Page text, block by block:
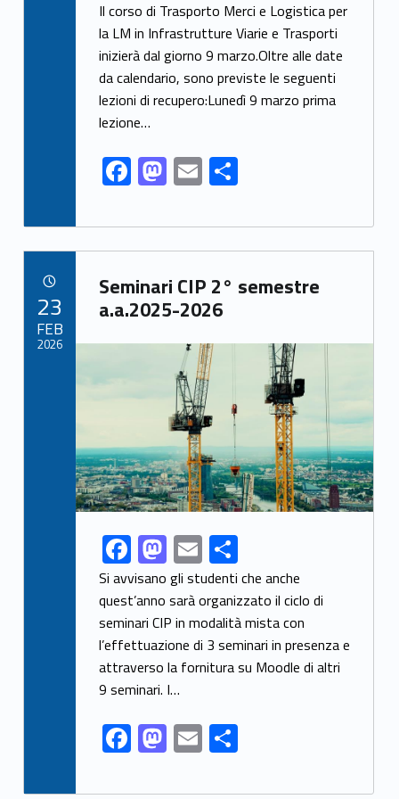
ac
e
b
o
o
k
as
to
d
o
m
ai
l
o
n
di
vi
Il corso di Trasporto Merci e Logistica per
la LM in Infrastrutture Viarie e Trasporti
inizierà dal giorno 9 marzo.Oltre alle date
da calendario, sono previste le seguenti
lezioni di recupero:Lunedì 9 marzo prima
lezione…
F
ac
e
b
o
o
k
M
as
to
d
o
n
E
m
ai
l
C
o
n
di
vi
Link identifier archive #link-archive-27546
Seminari CIP 2° semestre
a.a.2025-2026
Link identifier archive #link-archive-thumb-soap-47564
Link identifier share facebook archive #share-link-archive-64990F
ac
e
b
o
o
k
M
as
to
d
o
n
E
m
ai
l
C
o
n
di
vi
Si avvisano gli studenti che anche
quest’anno sarà organizzato il ciclo di
seminari CIP in modalità mista con
l’effettuazione di 3 seminari in presenza e
attraverso la fornitura su Moodle di altri
9 seminari. I…
F
ac
M
as
E
m
C
23
FEB
2026